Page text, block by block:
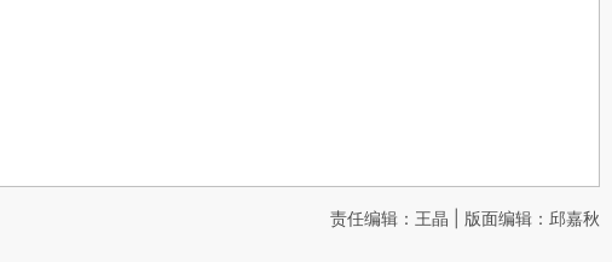
责任编辑：王晶 | 版面编辑：邱嘉秋